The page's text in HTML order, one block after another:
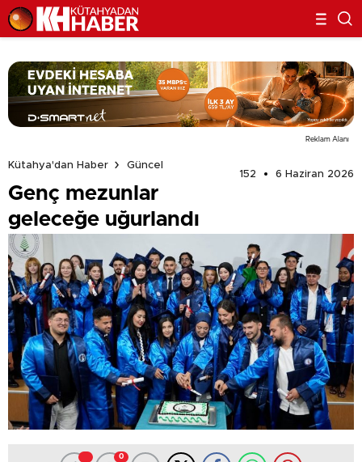
Reklam Alanı
Kütahya'dan Haber
Güncel
152
6 Haziran 2026
Genç mezunlar
geleceğe uğurlandı
0